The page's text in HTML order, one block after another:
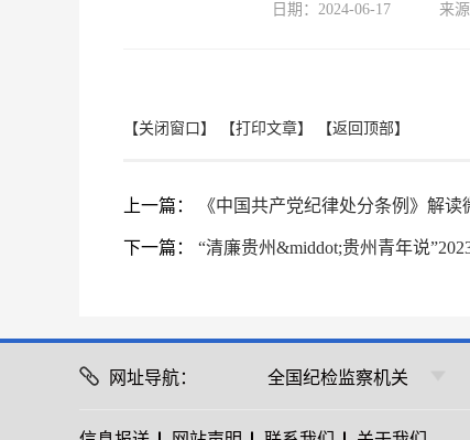
日期：2024-06-17 来
【关闭窗口】 【打印文章】 【返回顶部】
上一篇： 《中国共产党纪律处分条例》解读
下一篇： “清廉贵州&middot;贵州青年说
网址导航： 全国纪检监察机关